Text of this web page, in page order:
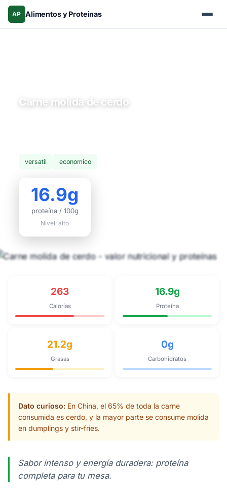
AP Alimentos y Proteinas
Carne molida de cerdo
versatil economico
16.9g
proteína / 100g
Nivel: alto
263
Calorías
16.9g
Proteína
21.2g
Grasas
0g
Carbohidratos
Dato curioso: En China, el 65% de toda la carne
consumida es cerdo, y la mayor parte se consume molida
en dumplings y stir-fries.
Sabor intenso y energía duradera: proteína
completa para tu mesa.